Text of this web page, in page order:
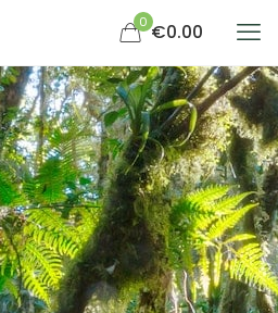
0 €0.00